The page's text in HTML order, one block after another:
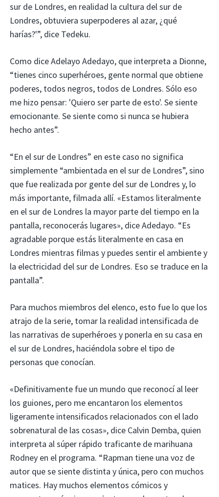
sur de Londres, en realidad la cultura del sur de
Londres, obtuviera superpoderes al azar, ¿qué
harías?'”, dice Tedeku.
Como dice Adelayo Adedayo, que interpreta a Dionne,
“tienes cinco superhéroes, gente normal que obtiene
poderes, todos negros, todos de Londres. Sólo eso
me hizo pensar: 'Quiero ser parte de esto'. Se siente
emocionante. Se siente como si nunca se hubiera
hecho antes”.
“En el sur de Londres” en este caso no significa
simplemente “ambientada en el sur de Londres”, sino
que fue realizada por gente del sur de Londres y, lo
más importante, filmada allí. «Estamos literalmente
en el sur de Londres la mayor parte del tiempo en la
pantalla, reconocerás lugares», dice Adedayo. “Es
agradable porque estás literalmente en casa en
Londres mientras filmas y puedes sentir el ambiente y
la electricidad del sur de Londres. Eso se traduce en la
pantalla”.
Para muchos miembros del elenco, esto fue lo que los
atrajo de la serie, tomar la realidad intensificada de
las narrativas de superhéroes y ponerla en su casa en
el sur de Londres, haciéndola sobre el tipo de
personas que conocían.
«Definitivamente fue un mundo que reconocí al leer
los guiones, pero me encantaron los elementos
ligeramente intensificados relacionados con el lado
sobrenatural de las cosas», dice Calvin Demba, quien
interpreta al súper rápido traficante de marihuana
Rodney en el programa. “Rapman tiene una voz de
autor que se siente distinta y única, pero con muchos
matices. Hay muchos elementos cómicos y